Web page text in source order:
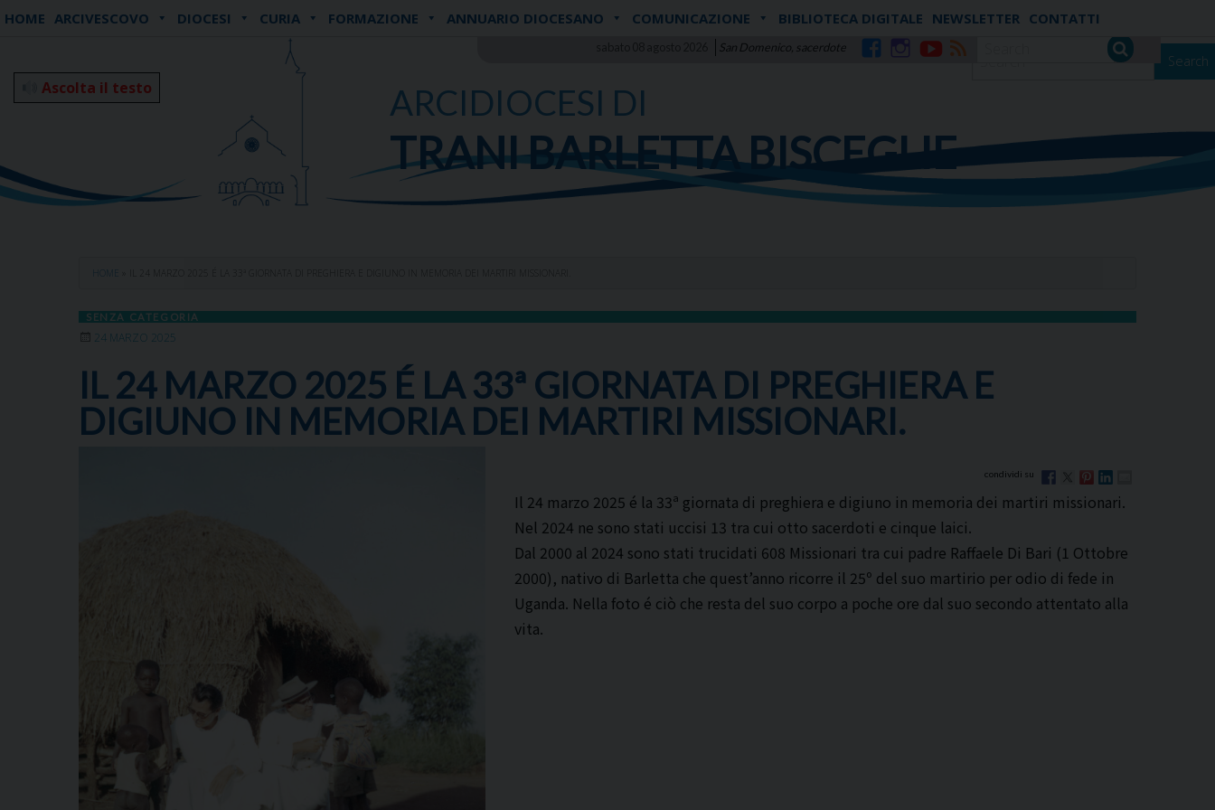
Skip
San Domenico, sacerdote
HOME ARCIVESCOVO DIOCESI CURIA FORMAZIONE ANNUARIO DIOCESANO COMUNICAZIONE BIBLIOTECA DIGITALE NEWSLETTER CONTATTI
Search
ARCIDIOCESI DI
TRANI BARLETTA BISCEGLIE
Ascolta il testo
HOME
SENZA CATEGORIA
24 MARZO 2025
IL 24 MARZO 2025 É LA 33ª GIORNATA DI PREGHIERA E
DIGIUNO IN MEMORIA DEI MARTIRI MISSIONARI.
Il 24 marzo 2025 é la 33ª giornata di preghiera e digiuno in memoria dei martiri missionari.
Nel 2024 ne sono stati uccisi 13 tra cui otto sacerdoti e cinque laici.
Dal 2000 al 2024 sono stati trucidati 608 Missionari tra cui padre Raffaele Di Bari (1 Ottobre
2000), nativo di Barletta che quest’anno ricorre il 25º del suo martirio per odio di fede in
Uganda. Nella foto é ciò che resta del suo corpo a poche ore dal suo secondo attentato alla
vita.